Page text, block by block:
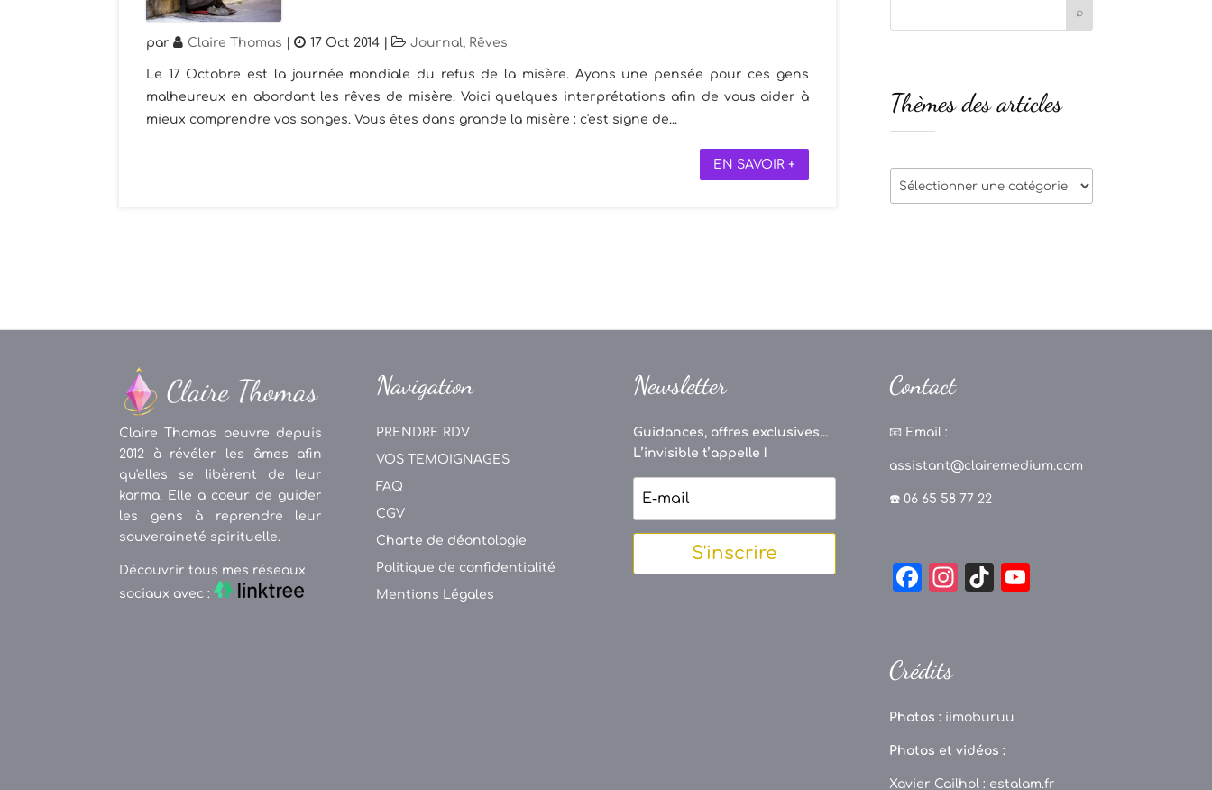
par Claire Thomas 17 Oct 2014 Journal, Rêves
Le 17 Octobre est la journée mondiale du refus de la misère. Ayons une pensée pour ces gens
malheureux en abordant les rêves de misère. Voici quelques interprétations afin de vous aider à
mieux comprendre vos songes. Vous êtes dans grande la misère : c'est signe de...
EN SAVOIR +
Thèmes des articles
Thèmes
des
Claire Thomas oeuvre depuis
2012 à révéler les âmes afin
qu'elles se libèrent de leur
karma. Elle a coeur de guider
les gens à reprendre leur
souveraineté spirituelle.
Découvrir tous mes réseaux
sociaux avec :
Navigation
PRENDRE RDV
VOS TEMOIGNAGES
FAQ
CGV
Charte de déontologie
Politique de confidentialité
Mentions Légales
Newsletter
Guidances, offres exclusives...
L’invisible t’appelle !
S'inscrire
Contact
📧 Email :
assistant@clairemedium.com
☎️ 06 65 58 77 22
F
e
o
o
k
In
a
m
Ti
C
Crédits
Photos : iimoburuu
Photos et vidéos :
Xavier Cailhol : estalam.fr